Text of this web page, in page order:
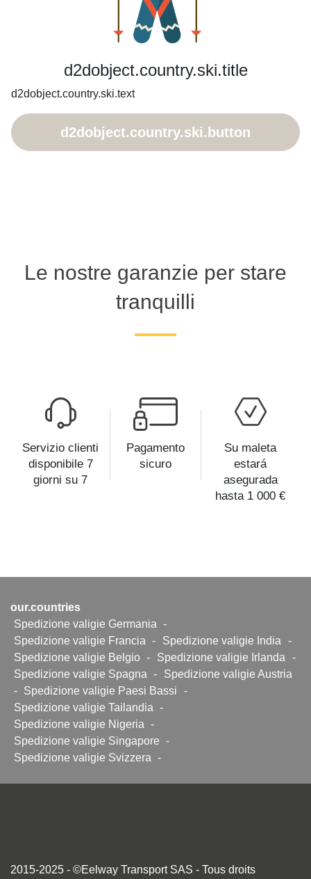
d2dobject.country.ski.title
d2dobject.country.ski.text
d2dobject.country.ski.button
Le nostre garanzie per stare
tranquilli
Servizio clienti
disponibile 7
giorni su 7
Pagamento
sicuro
Su maleta
estará
asegurada
hasta 1 000 €
our.countries
Spedizione valigie Germania
-
Spedizione valigie Francia
- Spedizione valigie India
-
Spedizione valigie Belgio - Spedizione valigie Irlanda
-
Spedizione valigie Spagna
-
Spedizione valigie Austria
-
Spedizione valigie Paesi Bassi
-
Spedizione valigie Tailandia
-
Spedizione valigie Nigeria
-
Spedizione valigie Singapore
-
Spedizione valigie Svizzera
-
2015-2025 - ©Eelway Transport SAS - Tous droits